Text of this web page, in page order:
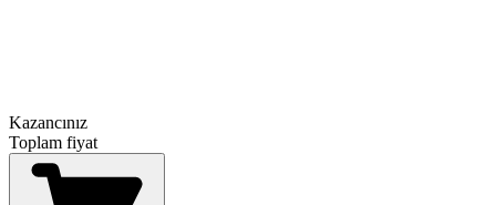
Kazancınız
Toplam fiyat